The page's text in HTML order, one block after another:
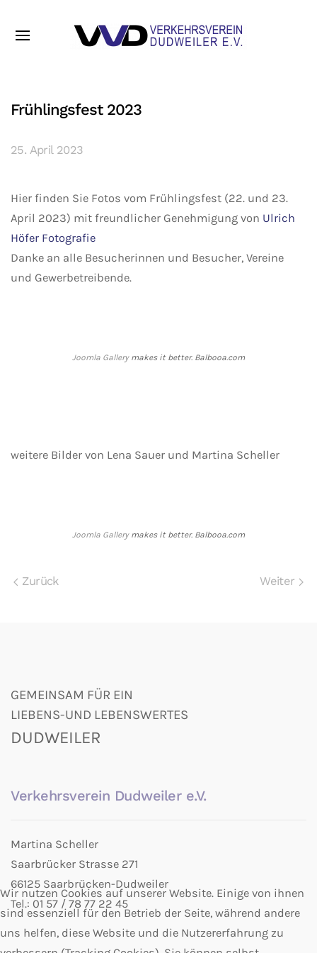
Frühlingsfest 2023
25. April 2023
Hier finden Sie Fotos vom Frühlingsfest (22. und 23.
April 2023) mit freundlicher Genehmigung von Ulrich
Höfer Fotografie
Danke an alle Besucherinnen und Besucher, Vereine
und Gewerbetreibende.
Joomla Gallerymakes it better. Balbooa.com
weitere Bilder von Lena Sauer und Martina Scheller
Joomla Gallerymakes it better. Balbooa.com
Zurück Weiter
GEMEINSAM FÜR EIN
LIEBENS-UND LEBENSWERTES
DUDWEILER
Verkehrsverein Dudweiler e.V.
Martina Scheller
Saarbrücker Strasse 271
66125 Saarbrücken-Dudweiler
Tel.: 01 57 / 78 77 22 45
Wir nutzen Cookies auf unserer Website. Einige von ihnen
sind essenziell für den Betrieb der Seite, während andere
uns helfen, diese Website und die Nutzererfahrung zu